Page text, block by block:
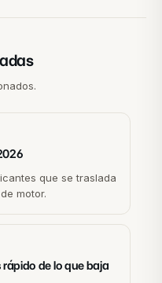
que se traslada
motor.
de lo que baja